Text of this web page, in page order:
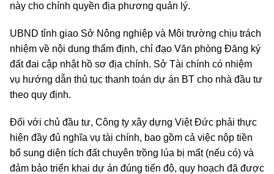
này cho chính quyền địa phương quản lý.
UBND tỉnh giao Sở Nông nghiệp và Môi trường chịu trách
nhiệm về nội dung thẩm định, chỉ đạo Văn phòng Đăng ký
đất đai cập nhật hồ sơ địa chính. Sở Tài chính có nhiệm
vụ hướng dẫn thủ tục thanh toán dự án BT cho nhà đầu tư
theo quy định.
Đối với chủ đầu tư, Công ty xây dựng Việt Đức phải thực
hiện đầy đủ nghĩa vụ tài chính, bao gồm cả việc nộp tiền
bổ sung diện tích đất chuyên trồng lúa bị mất (nếu có) và
đảm bảo triển khai dự án đúng tiến độ, quy hoạch đã được